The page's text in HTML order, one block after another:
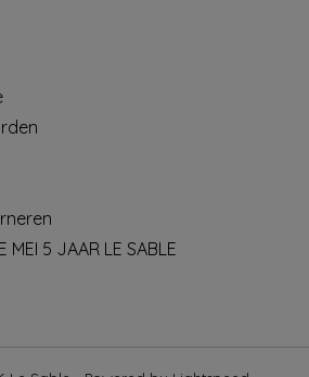
5 JAAR LE SABLE